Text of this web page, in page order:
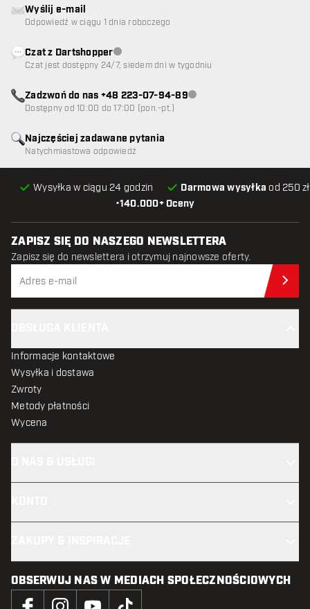
•140.000+ Oceny
Wysyłka w ciągu 24 godzin Darmowa wysyłka od 250
Najczęściej zadawane pytania
Natychmiastowa odpowiedź
Wyślij e-mail
Odpowiedź w ciągu 1 dnia roboczego
Czat z DartshopperObsługa klienta niedostępna
Czat jest dostępny 24/7, siedem dni w tygodniu
Zadzwoń do nas +48 223-07-94-89Obsługa klienta niedostępna
Dostępny od 10:00 do 17:00 (pon.-pt.)
ZAPISZ SIĘ DO NASZEGO NEWSLETTERA
Zapisz się do newslettera i otrzymuj najnowsze oferty.
Informacje kontaktowe
Wysyłka i dostawa
Zwroty
Metody płatności
Wycena
OBSERWUJ NAS W MEDIACH SPOŁECZNOŚCIOWYCH